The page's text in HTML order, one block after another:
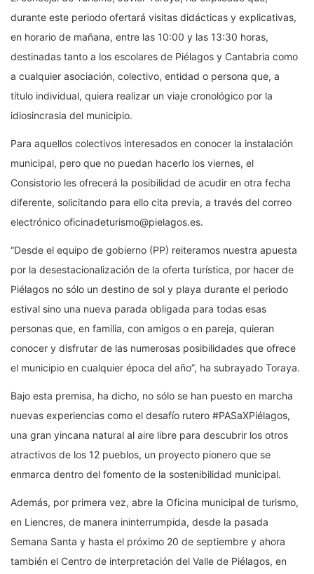
durante este periodo ofertará visitas didácticas y explicativas,
en horario de mañana, entre las 10:00 y las 13:30 horas,
destinadas tanto a los escolares de Piélagos y Cantabria como
a cualquier asociación, colectivo, entidad o persona que, a
título individual, quiera realizar un viaje cronológico por la
idiosincrasia del municipio.
Para aquellos colectivos interesados en conocer la instalación
municipal, pero que no puedan hacerlo los viernes, el
Consistorio les ofrecerá la posibilidad de acudir en otra fecha
diferente, solicitando para ello cita previa, a través del correo
electrónico oficinadeturismo@pielagos.es.
“Desde el equipo de gobierno (PP) reiteramos nuestra apuesta
por la desestacionalización de la oferta turística, por hacer de
Piélagos no sólo un destino de sol y playa durante el periodo
estival sino una nueva parada obligada para todas esas
personas que, en familia, con amigos o en pareja, quieran
conocer y disfrutar de las numerosas posibilidades que ofrece
el municipio en cualquier época del año”, ha subrayado Toraya.
Bajo esta premisa, ha dicho, no sólo se han puesto en marcha
nuevas experiencias como el desafío rutero #PASaXPiélagos,
una gran yincana natural al aire libre para descubrir los otros
atractivos de los 12 pueblos, un proyecto pionero que se
enmarca dentro del fomento de la sostenibilidad municipal.
Además, por primera vez, abre la Oficina municipal de turismo,
en Liencres, de manera ininterrumpida, desde la pasada
Semana Santa y hasta el próximo 20 de septiembre y ahora
también el Centro de interpretación del Valle de Piélagos, en